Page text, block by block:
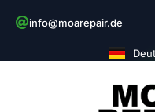
info@moarepair.de